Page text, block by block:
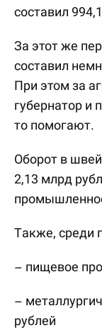
составил
За этот же
составил
При этом за
губернатор и
то помогают.
Оборот в
2,13 млрд
Также, среди
– пищевое
–
рублей